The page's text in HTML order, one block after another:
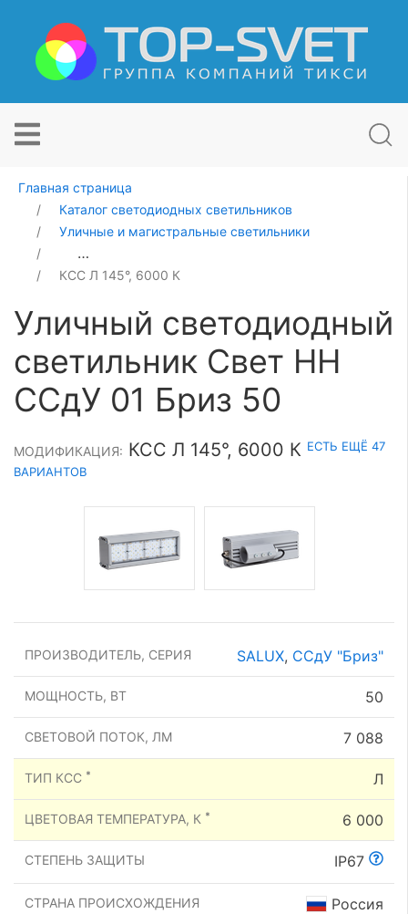
Главная страница
Каталог светодиодных светильников
Уличные и магистральные светильники
Уличный светодиодный светильник Свет НН ССдУ 01
КСС Л 145°, 6000 К
Уличный светодиодный
светильник Свет НН
ССдУ 01 Бриз 50
МОДИФИКАЦИЯ: КСС Л 145°, 6000 К ЕСТЬ ЕЩЁ 47
ВАРИАНТОВ
ПРОИЗВОДИТЕЛЬ, СЕРИЯ SALUX, ССдУ "Бриз"
МОЩНОСТЬ, ВТ 50
СВЕТОВОЙ ПОТОК, ЛМ 7 088
ТИП КСС * Л
ЦВЕТОВАЯ ТЕМПЕРАТУРА, К * 6 000
СТЕПЕНЬ ЗАЩИТЫ IP67
СТРАНА ПРОИСХОЖДЕНИЯ Россия